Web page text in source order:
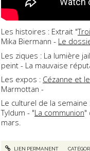
Les histoires : Extrait "
Mika Biermann - Le
Les ziques : La lumière
peint - La mauvaise
Les expos : Cézanne et
Marmottan -
Le culturel de la semaine
Tyldum - "La communion"
mars.
LIEN PERMANENT